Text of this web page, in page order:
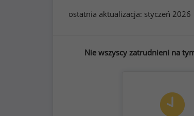
ostatnia aktualizacja: styczeń 2026
Nie wszyscy zatrudnieni na